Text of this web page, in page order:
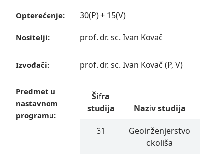
Opterećenje: 30(P) + 15(V)
Nositelji: prof. dr. sc. Ivan Kovač
Izvođači: prof. dr. sc. Ivan Kovač (P, V)
Predmet u
nastavnom
programu:
Šifra
studija
Naziv studija
31
Geoinženjerstvo
okoliša